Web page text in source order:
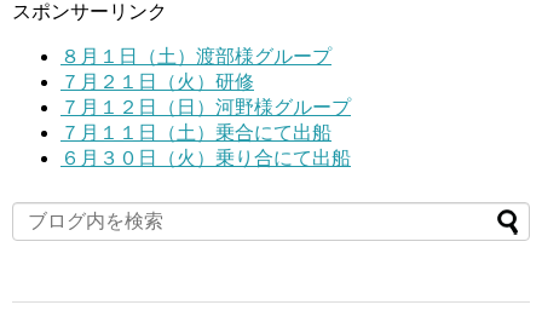
スポンサーリンク
８月１日（土）渡部様グループ
７月２１日（火）研修
７月１２日（日）河野様グループ
７月１１日（土）乗合にて出船
６月３０日（火）乗り合にて出船